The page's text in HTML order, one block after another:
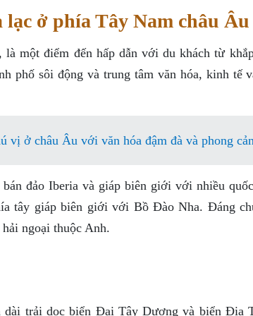
ở phía Tây Nam châu Âu
một điểm đến hấp dẫn với du khách từ
phố sôi động và trung tâm văn hóa, kinh tế
vị ở châu Âu với văn hóa đậm đà và phong
đảo Iberia và giáp biên giới với nhiều
tây giáp biên giới với Bồ Đào Nha. Đáng
ngoại thuộc Anh.
trải dọc biển Đại Tây Dương và biển Địa